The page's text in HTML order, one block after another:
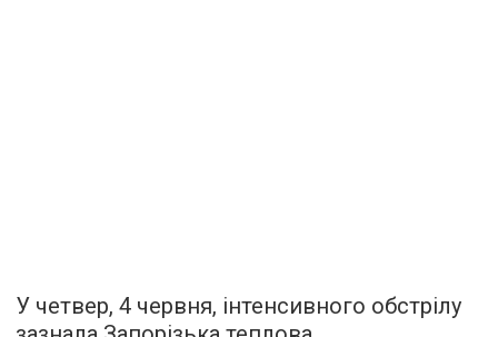
У четвер, 4 червня, інтенсивного обстрілу